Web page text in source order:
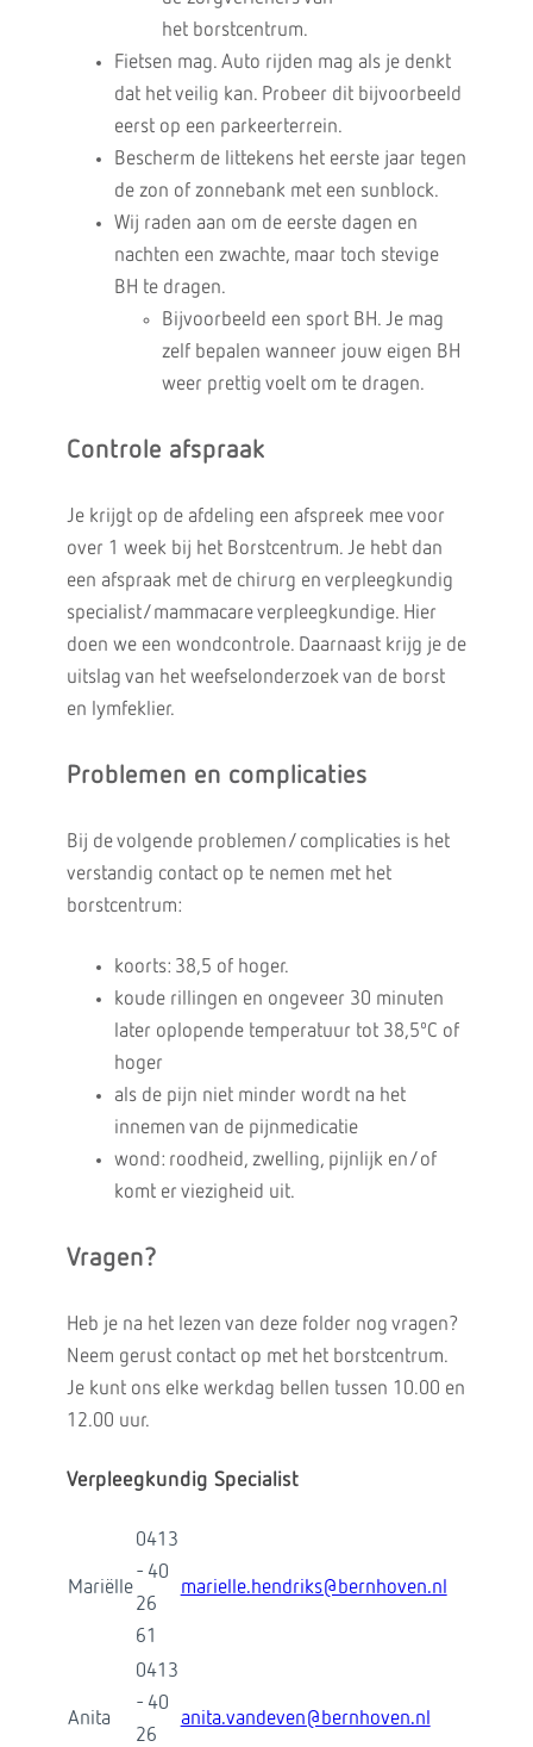
het borstcentrum.
Fietsen mag. Auto rijden mag als je denkt
dat het veilig kan. Probeer dit bijvoorbeeld
eerst op een parkeerterrein.
Bescherm de littekens het eerste jaar tegen
de zon of zonnebank met een sunblock.
Wij raden aan om de eerste dagen en
nachten een zwachte, maar toch stevige
BH te dragen.
Bijvoorbeeld een sport BH. Je mag
zelf bepalen wanneer jouw eigen BH
weer prettig voelt om te dragen.
Controle afspraak
Je krijgt op de afdeling een afspreek mee voor
over 1 week bij het Borstcentrum. Je hebt dan
een afspraak met de chirurg en verpleegkundig
specialist/mammacare verpleegkundige. Hier
doen we een wondcontrole. Daarnaast krijg je de
uitslag van het weefselonderzoek van de borst
en lymfeklier.
Problemen en complicaties
Bij de volgende problemen/ complicaties is het
verstandig contact op te nemen met het
borstcentrum:
koorts: 38,5 of hoger.
koude rillingen en ongeveer 30 minuten
later oplopende temperatuur tot 38,5ºC of
hoger
als de pijn niet minder wordt na het
innemen van de pijnmedicatie
wond: roodheid, zwelling, pijnlijk en/of
komt er viezigheid uit.
Vragen?
Heb je na het lezen van deze folder nog vragen?
Neem gerust contact op met het borstcentrum.
Je kunt ons elke werkdag bellen tussen 10.00 en
12.00 uur.
Verpleegkundig Specialist
Mariëlle
0413
- 40
26
61
marielle.hendriks@bernhoven.nl
Anita
0413
- 40
26
anita.vandeven@bernhoven.nl